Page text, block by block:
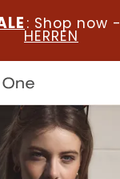
: Shop now -
HERREN